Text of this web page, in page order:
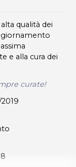
qualità dei
e alla cura dei
curate!